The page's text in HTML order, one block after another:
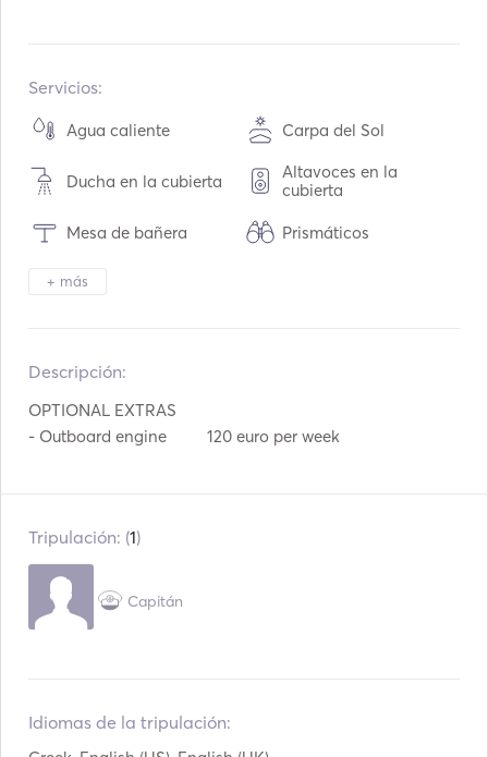
Servicios:
Agua caliente Carpa del Sol
Ducha en la cubierta
Altavoces en la
cubierta
Mesa de bañera Prismáticos
Luz de antorcha
Placas calientes
Conexión USB
Reproductor Mp3 /
Radio / CD
+ más
Descripción:
OPTIONAL EXTRAS
- Outboard engine	 120 euro per week
Tripulación: (1)
Capitán
Idiomas de la tripulación: